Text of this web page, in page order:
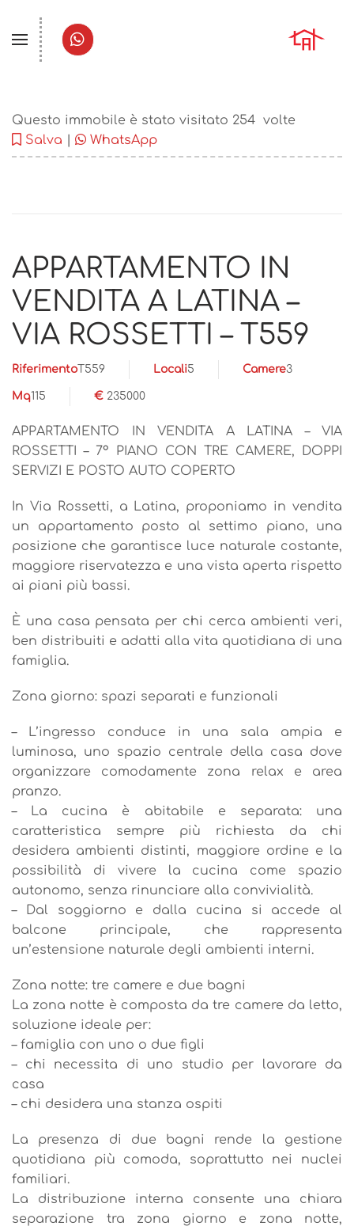
Questo immobile è stato visitato254 volte
Salva
WhatsApp
APPARTAMENTO IN
VENDITA A LATINA –
VIA ROSSETTI – T559
RiferimentoT559 Locali5 Camere3
Mq115 € 235000
APPARTAMENTO IN VENDITA A LATINA – VIA
ROSSETTI – 7° PIANO CON TRE CAMERE, DOPPI
SERVIZI E POSTO AUTO COPERTO
In Via Rossetti, a Latina, proponiamo in vendita
un appartamento posto al settimo piano, una
posizione che garantisce luce naturale costante,
maggiore riservatezza e una vista aperta rispetto
ai piani più bassi.
È una casa pensata per chi cerca ambienti veri,
ben distribuiti e adatti alla vita quotidiana di una
famiglia.
Zona giorno: spazi separati e funzionali
– L’ingresso conduce in una sala ampia e
luminosa, uno spazio centrale della casa dove
organizzare comodamente zona relax e area
pranzo.
– La cucina è abitabile e separata: una
caratteristica sempre più richiesta da chi
desidera ambienti distinti, maggiore ordine e la
possibilità di vivere la cucina come spazio
autonomo, senza rinunciare alla convivialità.
– Dal soggiorno e dalla cucina si accede al
balcone principale, che rappresenta
un’estensione naturale degli ambienti interni.
Zona notte: tre camere e due bagni
La zona notte è composta da tre camere da letto,
soluzione ideale per:
– famiglia con uno o due figli
– chi necessita di uno studio per lavorare da
casa
– chi desidera una stanza ospiti
La presenza di due bagni rende la gestione
quotidiana più comoda, soprattutto nei nuclei
familiari.
La distribuzione interna consente una chiara
separazione tra zona giorno e zona notte,